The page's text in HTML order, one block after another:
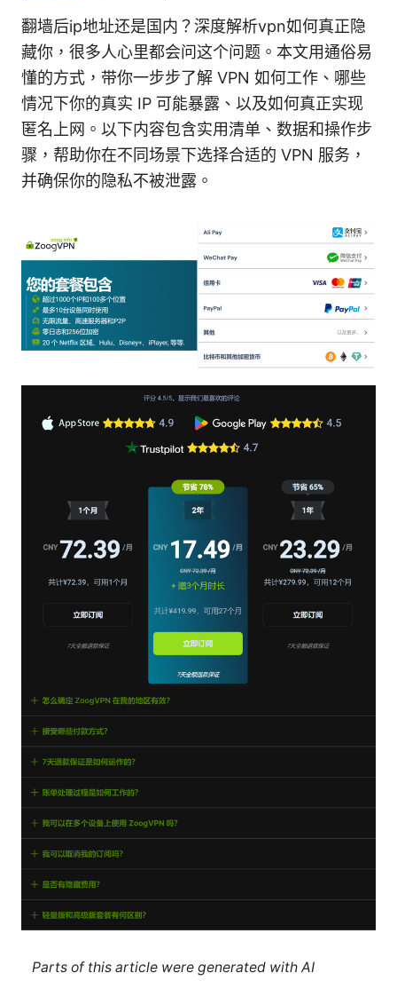
翻墙后ip地址还是国内？深度解析vpn如何真正隐
藏你，很多人心里都会问这个问题。本文用通俗易
懂的方式，带你一步步了解 VPN 如何工作、哪些
情况下你的真实 IP 可能暴露、以及如何真正实现
匿名上网。以下内容包含实用清单、数据和操作步
骤，帮助你在不同场景下选择合适的 VPN 服务，
并确保你的隐私不被泄露。
Parts of this article were generated with AI